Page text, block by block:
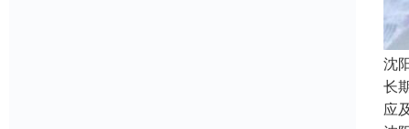
沈
长
应